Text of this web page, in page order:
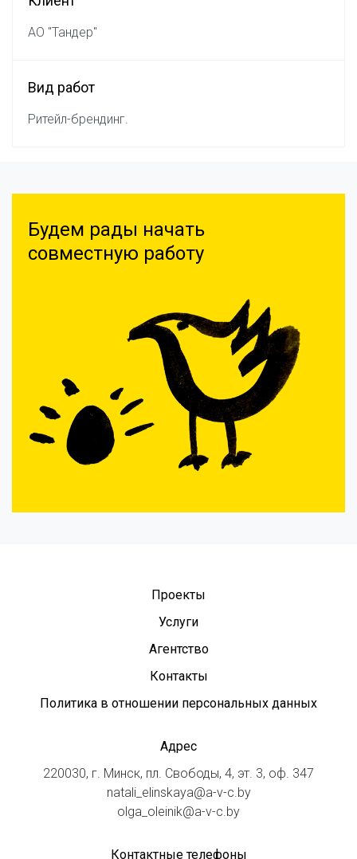
АО "Тандер"
Вид работ
Ритейл-брендинг.
Будем рады начать
совместную работу
Проекты
Услуги
Агентство
Контакты
Политика в отношении персональных данных
Адрес
220030, г. Минск, пл. Свободы, 4, эт. 3, оф. 347
natali_elinskaya@a-v-c.by
olga_oleinik@a-v-c.by
Контактные телефоны